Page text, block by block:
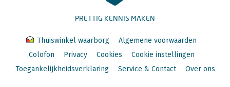
PRETTIG KENNIS MAKEN
Thuiswinkel waarborg
Algemene voorwaarden
Colofon
Privacy Cookies
Cookie instellingen
Toegankelijkheidsverklaring
Service & Contact Over ons